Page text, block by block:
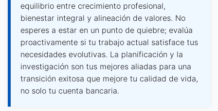
equilibrio entre crecimiento profesional,
bienestar integral y alineación de valores. No
esperes a estar en un punto de quiebre; evalúa
proactivamente si tu trabajo actual satisface tus
necesidades evolutivas. La planificación y la
investigación son tus mejores aliadas para una
transición exitosa que mejore tu calidad de vida,
no solo tu cuenta bancaria.